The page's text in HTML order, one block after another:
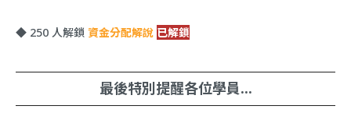
◆ 250 人解鎖 資金分配解說 已解鎖
最後特別提醒各位學員...